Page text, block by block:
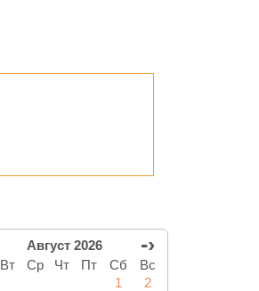
Август 2026 -›
Вт Ср Чт Пт Сб
Вс
1
2